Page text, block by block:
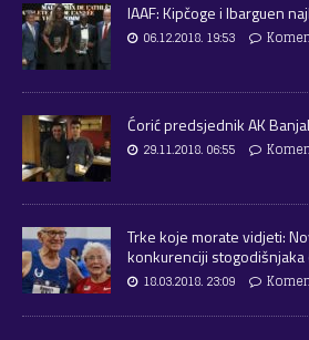
IAAF: Kipčoge i Ibarguen
06.12.2018. 19:53
Ćorić predsjednik AK
29.11.2018. 06:55
Trke koje morate vidjeti:
konkurenciji stogodišnjaka
18.03.2018. 23:09